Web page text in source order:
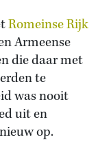
Romeinse Rijk
Armeense
die daar met
te
was nooit
uit en
op.